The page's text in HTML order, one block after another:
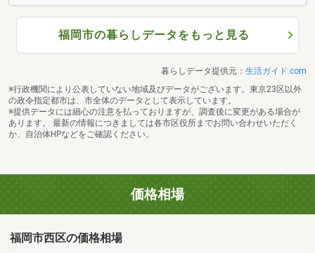
福岡市の暮らしデータをもっと見る
暮らしデータ提供元： 生活ガイド.com
※行政機関により公表していない地域及びデータがございます。東京23区以外
の政令指定都市は、市全体のデータとして表示しています。
※提供データには細心の注意を払っておりますが、調査後に変更がある場合が
あります。 最新の情報につきましては各市区役所までお問い合わせいただく
か、自治体HPなどをご確認ください。
価格相場
福岡市西区の価格相場